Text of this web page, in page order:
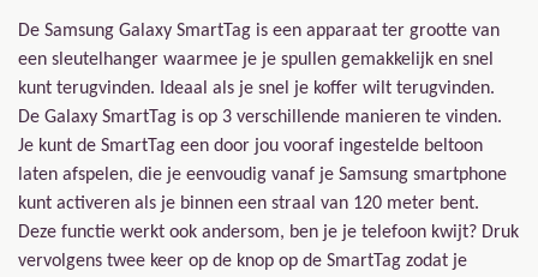
De Samsung Galaxy SmartTag is een apparaat ter grootte van
een sleutelhanger waarmee je je spullen gemakkelijk en snel
kunt terugvinden. Ideaal als je snel je koffer wilt terugvinden.
De Galaxy SmartTag is op 3 verschillende manieren te vinden.
Je kunt de SmartTag een door jou vooraf ingestelde beltoon
laten afspelen, die je eenvoudig vanaf je Samsung smartphone
kunt activeren als je binnen een straal van 120 meter bent.
Deze functie werkt ook andersom, ben je je telefoon kwijt? Druk
vervolgens twee keer op de knop op de SmartTag zodat je